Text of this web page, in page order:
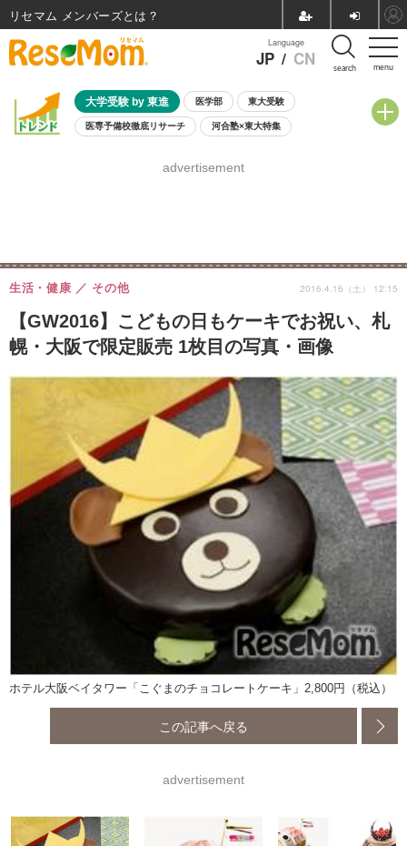
menu
Language
JP / CN search
大学受験 by 東進 医学部 東大受験
医専予備校徹底リサーチ 河合塾×東大特集
8月開催学校説明会・相談会
advertisement
【GW2016】こどもの日もケーキでお祝い、札
幌・大阪で限定販売 1枚目の写真・画像
生活・健康 その他 2016.4.16（土） 12:15
ホテル大阪ベイタワー「こぐまのチョコレートケーキ」2,800円（税込）
この記事へ戻る
advertisement
リセマム メンバーズ